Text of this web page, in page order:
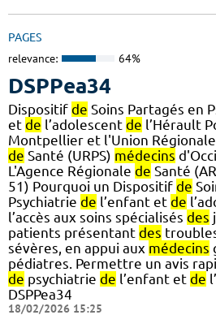
PAGES
relevance: 64%
DSPPea34
Dispositif de Soins Partagés en
et de l’adolescent de l’Hérault
Montpellier et l'Union Régionale
de Santé (URPS) médecins
L'Agence Régionale de Santé
51) Pourquoi un Dispositif de
Psychiatrie de l’enfant et de
l’accès aux soins spécialisés des
patients présentant des
sévères, en appui aux médecins
pédiatres. Permettre un avis
de psychiatrie de l’enfant et de
DSPPea34
18/02/2026 15:25